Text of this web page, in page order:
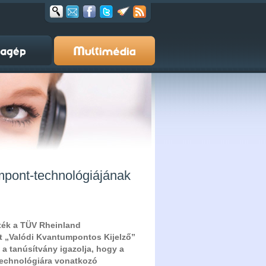
technológiájának
a TÜV Rheinland
Kvantumpontos Kijelző”
tanúsítvány igazolja, hogy a
vonatkozó